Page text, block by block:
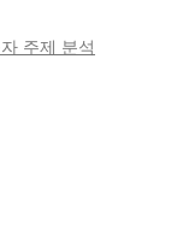
주제 분석